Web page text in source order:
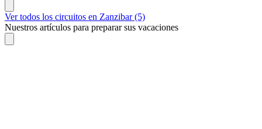
Ver todos los circuitos en Zanzibar (5)
Nuestros artículos para preparar sus vacaciones